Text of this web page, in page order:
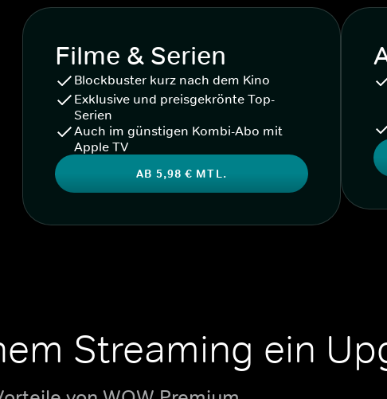
Filme & Serien
Blockbuster kurz nach dem Kino
Exklusive und preisgekrönte Top-
Serien
Auch im günstigen Kombi-Abo mit
Apple TV
AB 5,98 € MTL.
Streaming ein